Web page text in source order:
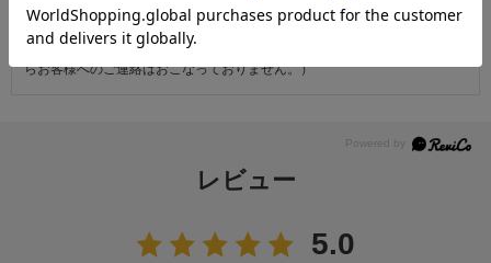
・天災・事故などによる交通渋滞や物量増加、異常気象やその他諸事情に
より、指定時間帯にお届けができない場合がございます。
（※上記理由によりご指定の時間帯にお届けができない場合、配送業者か
らお客様へのご連絡はおこなっておりません。）
レビュー
5.0